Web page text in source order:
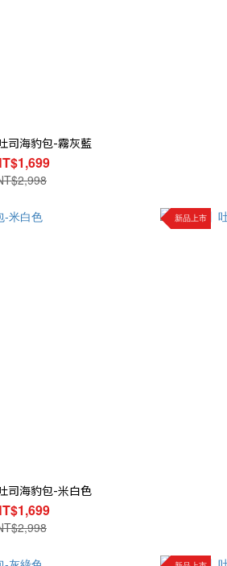
司海豹包-霧灰藍
司海豹包-米白色
新品上市